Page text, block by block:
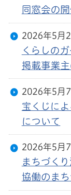
同窓会の
2026年5月
くらしの
掲載事業
2026年5月7
宝くじに
について
2026年5月7
まちづく
協働のま